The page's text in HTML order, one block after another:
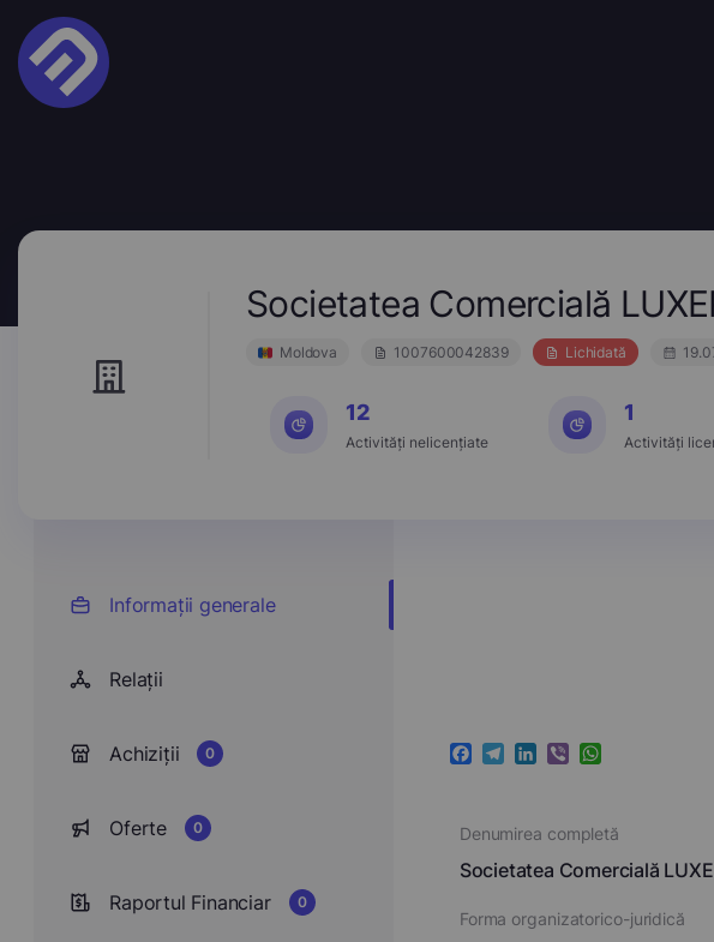
Societatea Comercială
Moldova 1007600042839 Lichidată
12
Activități nelicențiate
1
Activități
Informații generale
Relații
Achiziții 0
Oferte 0
Raportul Financiar 0
Facebook
Telegram
LinkedIn
ViberWhatsApp
Denumirea completă
Societatea Comercială
Forma organizatorico-juridică